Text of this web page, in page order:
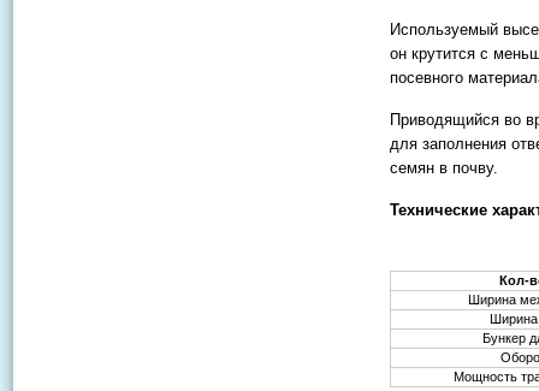
Используемый
он крутится с
посевного
Приводящийся во
для заполнения
семян в почву.
Технические
Кол-
Ширина
Бункер
Мощность